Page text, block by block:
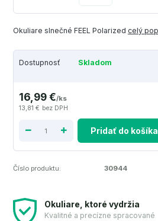
Okuliare slnečné FEEL Polarized celý
Dostupnosť Skladom
16,99 €/ks
13,81 € bez DPH
Pridať do košíka
Číslo produktu: 30944
Okuliare, ktoré vydržia
Kvalitné a precízne spracované